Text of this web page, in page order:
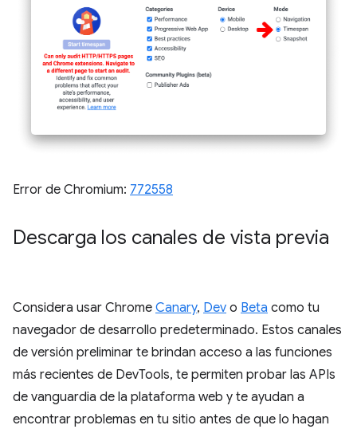
Error de Chromium: 772558
Descarga los canales de vista previa
Considera usar Chrome Canary, Dev o Beta como tu
navegador de desarrollo predeterminado. Estos canales
de versión preliminar te brindan acceso a las funciones
más recientes de DevTools, te permiten probar las APIs
de vanguardia de la plataforma web y te ayudan a
encontrar problemas en tu sitio antes de que lo hagan